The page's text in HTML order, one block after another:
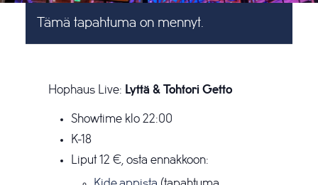
Tämä tapahtuma on mennyt.
Hophaus Live: Lyttä & Tohtori Getto
Showtime klo 22:00
K-18
Liput 12 €, osta ennakkoon: